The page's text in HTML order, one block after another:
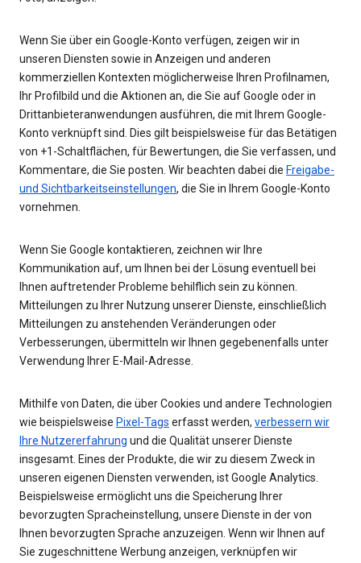
Wenn Sie über ein Google-Konto verfügen, zeigen wir in
unseren Diensten sowie in Anzeigen und anderen
kommerziellen Kontexten möglicherweise Ihren Profilnamen,
Ihr Profilbild und die Aktionen an, die Sie auf Google oder in
Drittanbieteranwendungen ausführen, die mit Ihrem Google-
Konto verknüpft sind. Dies gilt beispielsweise für das Betätigen
von +1-Schaltflächen, für Bewertungen, die Sie verfassen, und
Kommentare, die Sie posten. Wir beachten dabei die Freigabe-
und Sichtbarkeitseinstellungen, die Sie in Ihrem Google-Konto
vornehmen.
Wenn Sie Google kontaktieren, zeichnen wir Ihre
Kommunikation auf, um Ihnen bei der Lösung eventuell bei
Ihnen auftretender Probleme behilflich sein zu können.
Mitteilungen zu Ihrer Nutzung unserer Dienste, einschließlich
Mitteilungen zu anstehenden Veränderungen oder
Verbesserungen, übermitteln wir Ihnen gegebenenfalls unter
Verwendung Ihrer E-Mail-Adresse.
Mithilfe von Daten, die über Cookies und andere Technologien
wie beispielsweise Pixel-Tags erfasst werden, verbessern wir
Ihre Nutzererfahrung und die Qualität unserer Dienste
insgesamt. Eines der Produkte, die wir zu diesem Zweck in
unseren eigenen Diensten verwenden, ist Google Analytics.
Beispielsweise ermöglicht uns die Speicherung Ihrer
bevorzugten Spracheinstellung, unsere Dienste in der von
Ihnen bevorzugten Sprache anzuzeigen. Wenn wir Ihnen auf
Sie zugeschnittene Werbung anzeigen, verknüpfen wir